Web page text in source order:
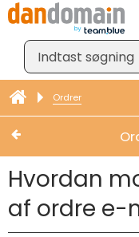
Ordrer
Hvordan
af ordre e-